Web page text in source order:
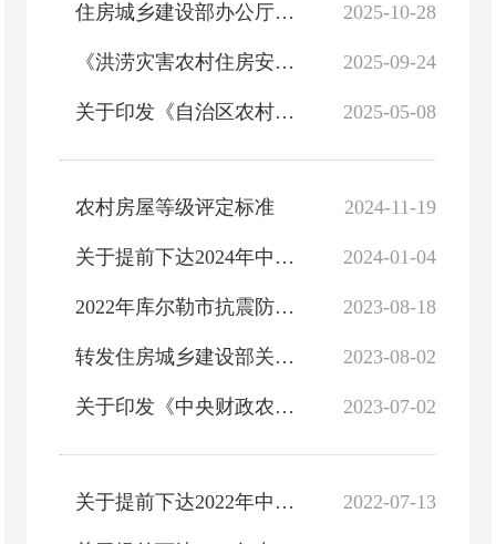
2025-10-28
住房城乡建设部办公厅关于印发住房城乡建设领域公共信用信息目录（2025年版）的通知
2025-09-24
《洪涝灾害农村住房安全应急预案（暂行）》
2025-05-08
关于印发《自治区农村危房改造补助资金管理办法》的通知
2024-11-19
农村房屋等级评定标准
2024-01-04
关于提前下达2024年中央财政农村危房改造补助资金预算的通知库财文直【2024】05号
2023-08-18
2022年库尔勒市抗震防灾工程（中央、自治区农村危房改造补助）拨付公示
2023-08-02
转发住房城乡建设部关于加强农村危房改造质量安全管理工作的通知
2023-07-02
关于印发《中央财政农村危房改造补助资金管理办法》的通知
2022-07-13
关于提前下达2022年中央财政农村危房改造补助资金预算的通知-库财文直【2022】15号